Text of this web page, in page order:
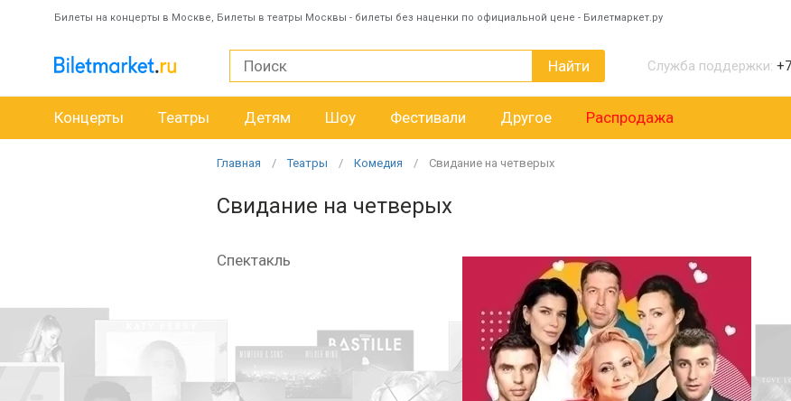
Билеты на концерты в Москве, Билеты в театры Москвы - билеты без наценки по официальной цене - Билетмаркет.ру
Найти Служба поддержки:
Концерты Театры Детям Шоу Фестивали Другое Распродажа
Главная Театры Комедия Свидание на четверых
Свидание на четверых
Спектакль